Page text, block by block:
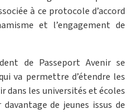
à ce protocole d’accord
et l’engagement de
de Passeport Avenir se
va permettre d’étendre les
dans les universités et écoles
de jeunes issus de